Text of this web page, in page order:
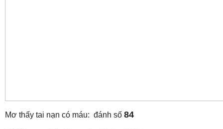
Mơ thấy tai nạn có máu: đánh số 84